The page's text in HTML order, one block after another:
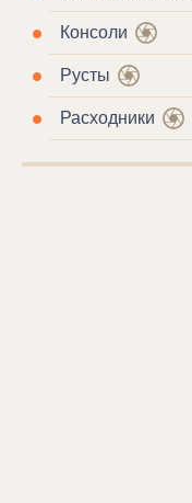
Консоли
Русты
Расходники